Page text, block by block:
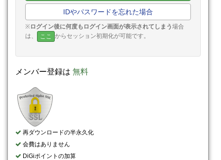
IDやパスワードを忘れた場合
※ログイン後に何度もログイン画面が表示されてしまう場合
は、
ここ からセッション初期化が可能です。
メンバー登録は 無料
再ダウンロードの半永久化
会費はありません
DiGiポイントの加算